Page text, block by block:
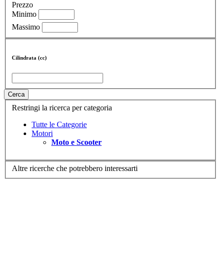
Prezzo
Minimo
Massimo
Cilindrata (cc)
Cerca
Restringi la ricerca per categoria
Tutte le Categorie
Motori
Moto e Scooter
Altre ricerche che potrebbero interessarti